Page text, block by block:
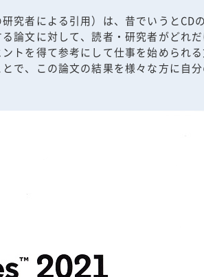
者による引用）は、昔でいうとCD
論文に対して、読者・研究者がどれ
トを得て参考にして仕事を始められ
で、この論文の結果を様々な方に自